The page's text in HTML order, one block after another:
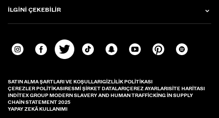
İLGINI ÇEKEBILIR
SATIN ALMA ŞARTLARI VE KOŞULLARIGIZLILIK POLITIKASI
ÇEREZLER POLITIKASIRESMI ŞIRKET DATALARIÇEREZ AYARLARISITE HARITASI
INDITEX GROUP MODERN SLAVERY AND HUMAN TRAFFICKING IN SUPPLY
CHAIN STATEMENT 2025
YAPAY ZEKÂ KULLANIMI